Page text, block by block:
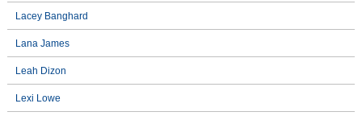
Lacey Banghard
Lana James
Leah Dizon
Lexi Lowe